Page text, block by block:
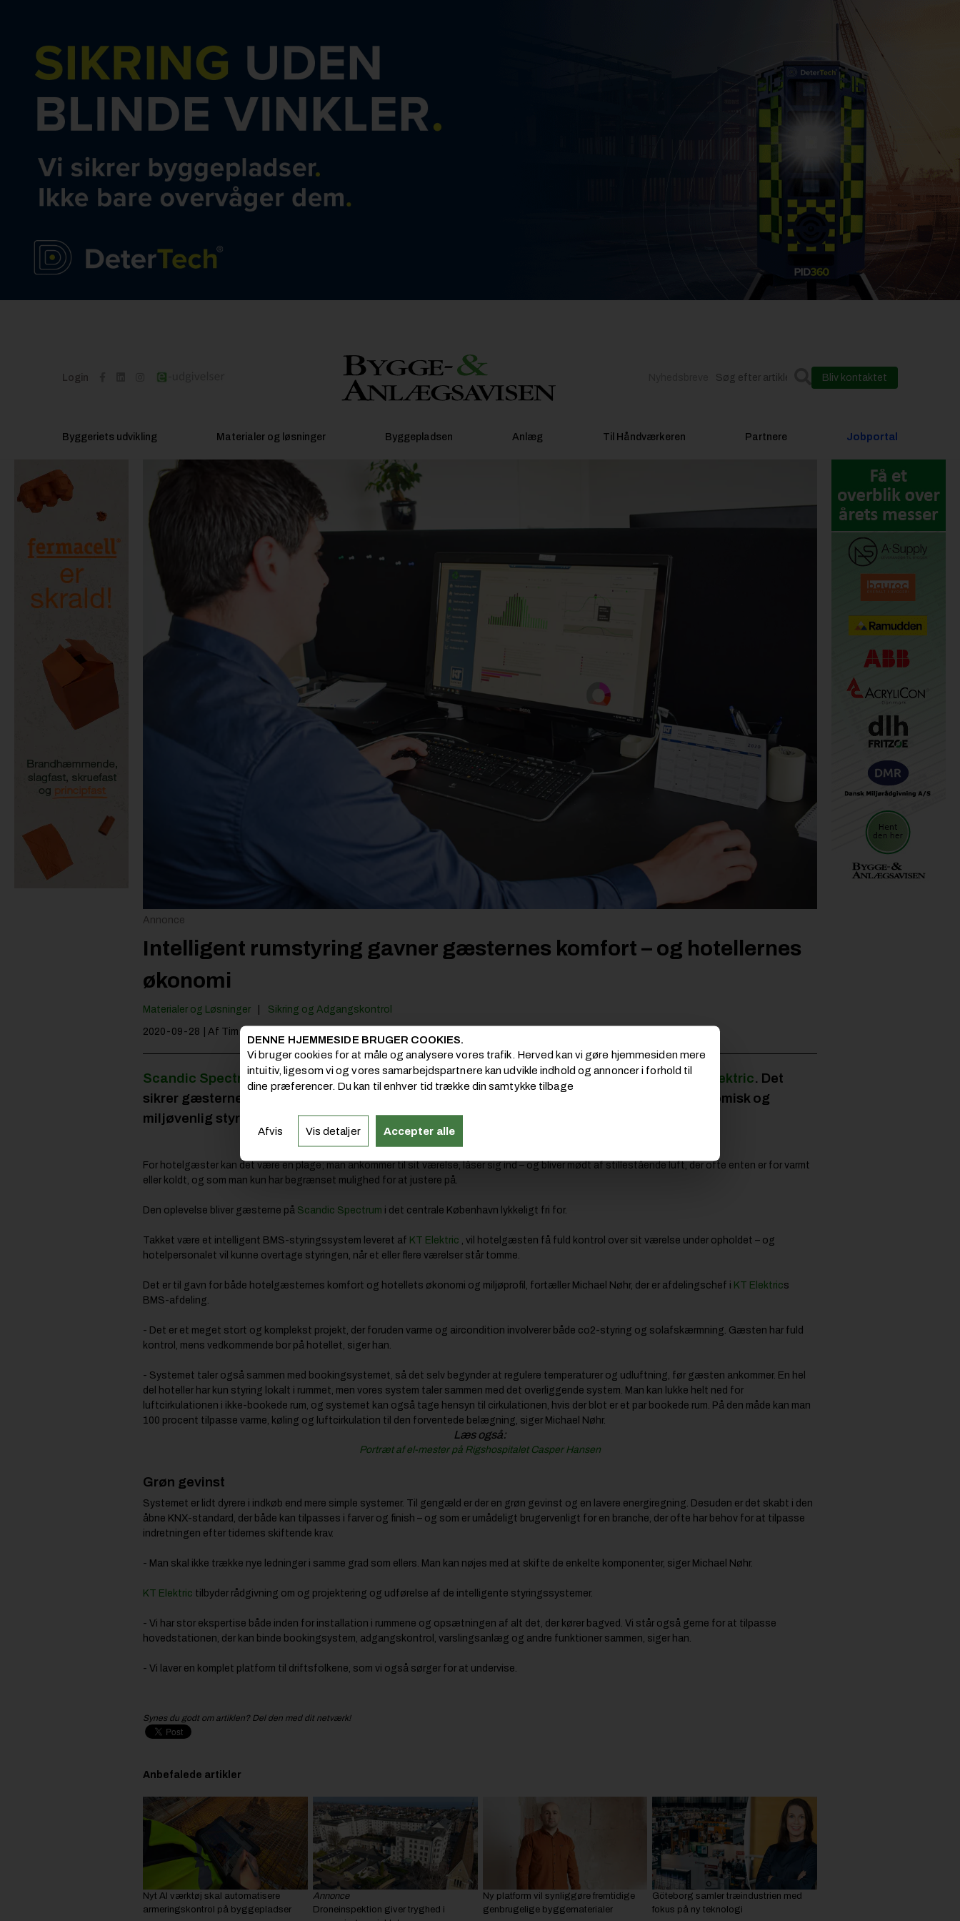
Login Bliv kontaktet
Byggeriets udvikling Materialer og løsninger Byggepladsen Anlæg Til Håndværkeren Partnere Jobportal
Annonce
Intelligent rumstyring gavner gæsternes komfort – og hotellernes
økonomi
Materialer og Løsninger Sikring og Adgangskontrol
2020-09-28 | Af Tim Panduro
Scandic Spectrumi København er blevet udstyret med et avanceret BMS-system fraKT Elektric. Det
sikrer gæsterne fuld kontrol med værelsesoplevelsen, mens hotellet kan bruge det til økonomisk og
miljøvenlig styring af bygningen
For hotelgæster kan det være en plage; man ankommer til sit værelse, låser sig ind – og bliver mødt af stillestående luft, der ofte enten er for varmt
eller koldt, og som man kun har begrænset mulighed for at justere på.
Den oplevelse bliver gæsterne på Scandic Spectrum i det centrale København lykkeligt fri for.
Takket være et intelligent BMS-styringssystem leveret af KT Elektric , vil hotelgæsten få fuld kontrol over sit værelse under opholdet – og
hotelpersonalet vil kunne overtage styringen, når et eller flere værelser står tomme.
Det er til gavn for både hotelgæsternes komfort og hotellets økonomi og miljøprofil, fortæller Michael Nøhr, der er afdelingschef i KT Elektrics
BMS-afdeling.
- Det er et meget stort og komplekst projekt, der foruden varme og aircondition involverer både co2-styring og solafskærmning. Gæsten har fuld
kontrol, mens vedkommende bor på hotellet, siger han.
- Systemet taler også sammen med bookingsystemet, så det selv begynder at regulere temperaturer og udluftning, før gæsten ankommer. En hel
del hoteller har kun styring lokalt i rummet, men vores system taler sammen med det overliggende system. Man kan lukke helt ned for
luftcirkulationen i ikke-bookede rum, og systemet kan også tage hensyn til cirkulationen, hvis der blot er et par bookede rum. På den måde kan man
100 procent tilpasse varme, køling og luftcirkulation til den forventede belægning, siger Michael Nøhr.
Læs også:
Portræt af el-mester på Rigshospitalet Casper Hansen
Grøn gevinst
Systemet er lidt dyrere i indkøb end mere simple systemer. Til gengæld er der en grøn gevinst og en lavere energiregning. Desuden er det skabt i den
åbne KNX-standard, der både kan tilpasses i farver og finish – og som er umådeligt brugervenligt for en branche, der ofte har behov for at tilpasse
indretningen efter tidernes skiftende krav.
- Man skal ikke trække nye ledninger i samme grad som ellers. Man kan nøjes med at skifte de enkelte komponenter, siger Michael Nøhr.
KT Elektric tilbyder rådgivning om og projektering og udførelse af de intelligente styringssystemer.
- Vi har stor ekspertise både inden for installation i rummene og opsætningen af alt det, der kører bagved. Vi står også gerne for at tilpasse
hovedstationen, der kan binde bookingsystem, adgangskontrol, varslingsanlæg og andre funktioner sammen, siger han.
- Vi laver en komplet platform til driftsfolkene, som vi også sørger for at undervise.
Synes du godt om artiklen? Del den med dit netværk!
Anbefalede artikler
Nyt AI værktøj skal automatisere
armeringskontrol på byggepladser
Annonce
Droneinspektion giver tryghed i
Ny platform vil synliggøre fremtidige
genbrugelige byggematerialer
Göteborg samler træindustrien med
fokus på ny teknologi
DENNE HJEMMESIDE BRUGER COOKIES.
Vi bruger cookies for at måle og analysere vores trafik. Herved kan vi gøre hjemmesiden mere
intuitiv, ligesom vi og vores samarbejdspartnere kan udvikle indhold og annoncer i forhold til
dine præferencer. Du kan til enhver tid trække din samtykke tilbage
Afvis Vis detaljer Accepter alle